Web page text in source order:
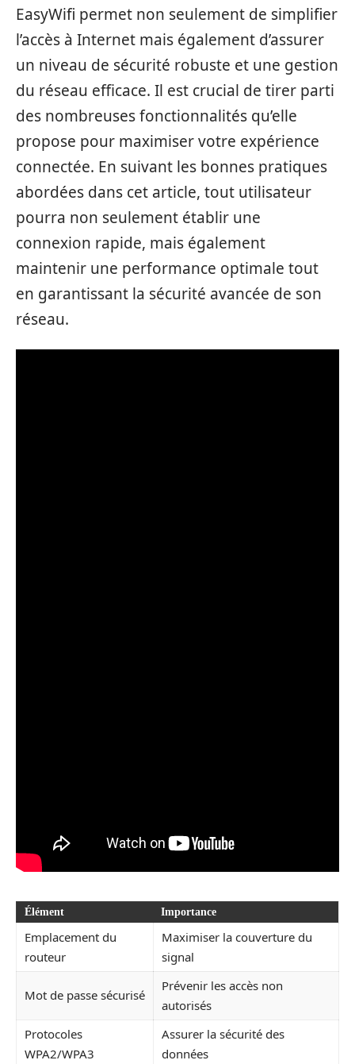
EasyWifi permet non seulement de simplifier
l’accès à Internet mais également d’assurer
un niveau de sécurité robuste et une gestion
du réseau efficace. Il est crucial de tirer parti
des nombreuses fonctionnalités qu’elle
propose pour maximiser votre expérience
connectée. En suivant les bonnes pratiques
abordées dans cet article, tout utilisateur
pourra non seulement établir une
connexion rapide, mais également
maintenir une performance optimale tout
en garantissant la sécurité avancée de son
réseau.
Élément Importance
Emplacement du
routeur
Maximiser la couverture du
signal
Mot de passe sécurisé
Prévenir les accès non
autorisés
Protocoles
WPA2/WPA3
Assurer la sécurité des
données